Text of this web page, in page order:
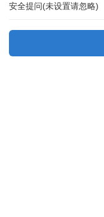
安全提问(未设置请忽略)